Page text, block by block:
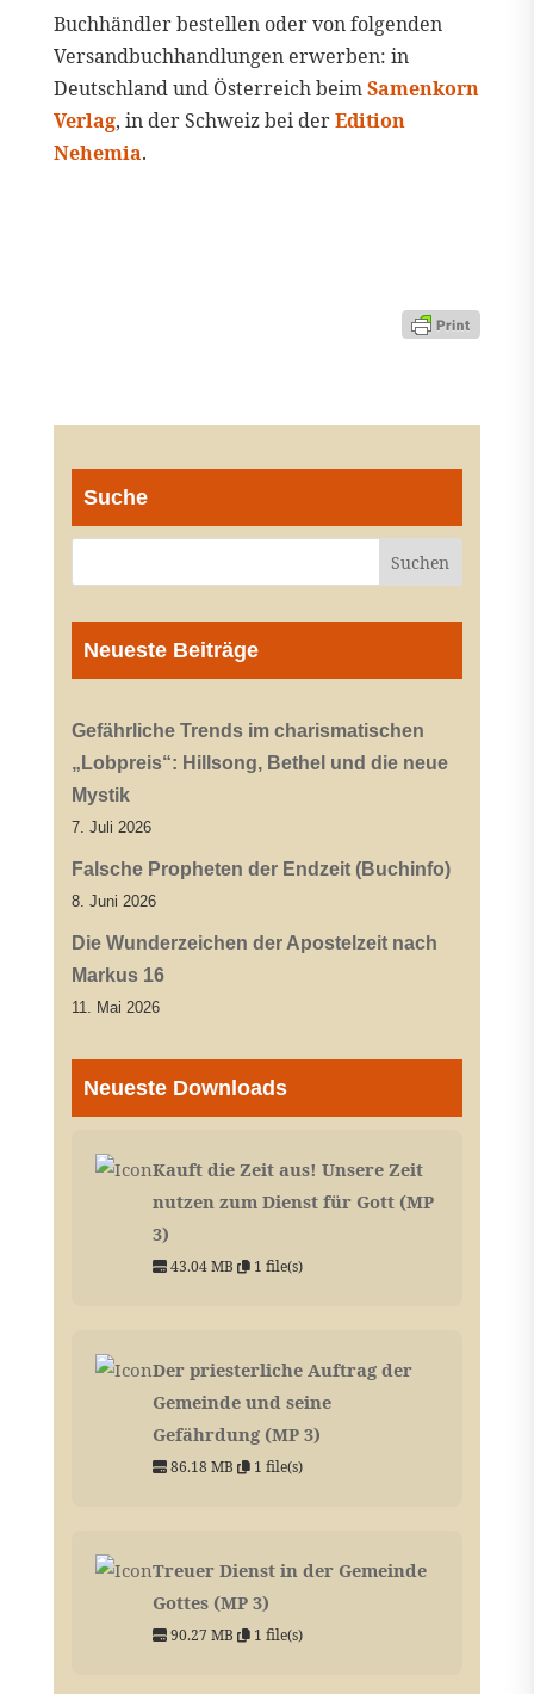
Buchhändler bestellen oder von folgenden
Versandbuchhandlungen erwerben: in
Deutschland und Österreich beimSamenkorn
Verlag, in der Schweiz bei derEdition
Nehemia.
Suche
Neueste Beiträge
Gefährliche Trends im charismatischen
„Lobpreis“: Hillsong, Bethel und die neue
Mystik
7. Juli 2026
Falsche Propheten der Endzeit (Buchinfo)
8. Juni 2026
Die Wunderzeichen der Apostelzeit nach
Markus 16
11. Mai 2026
Neueste Downloads
Kauft die Zeit aus! Unsere Zeit
nutzen zum Dienst für Gott (MP
3)
43.04 MB 1 file(s)
Der priesterliche Auftrag der
Gemeinde und seine
Gefährdung (MP 3)
86.18 MB 1 file(s)
Treuer Dienst in der Gemeinde
Gottes (MP 3)
90.27 MB 1 file(s)